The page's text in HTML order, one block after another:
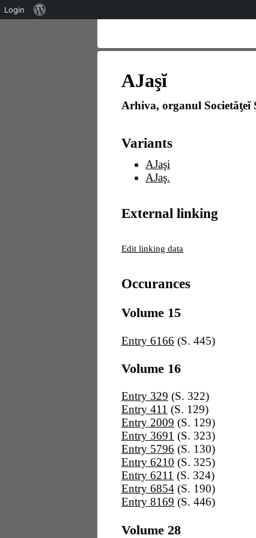
AJaşĭ
Arhiva, organul
Variants
AJaşi
AJaş.
External linking
Edit linking data
Occurances
Volume 15
Entry 6166 (S. 445)
Volume 16
Entry 329 (S. 322)
Entry 411 (S. 129)
Entry 2009 (S. 129)
Entry 3691 (S. 323)
Entry 5796 (S. 130)
Entry 6210 (S. 325)
Entry 6211 (S. 324)
Entry 6854 (S. 190)
Entry 8169 (S. 446)
Volume 28
Login